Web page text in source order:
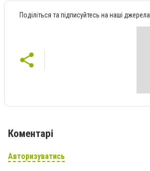
Поділіться та підписуйтесь на наші джерела
Коментарі
Авторизуватись